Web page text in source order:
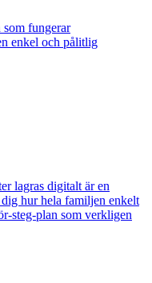
fungerar
enkel och pålitlig
lagras digitalt är en
hur hela familjen enkelt
steg-plan som verkligen